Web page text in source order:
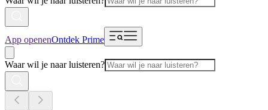
App openenOntdek Prime
Waar wil je naar luisteren?